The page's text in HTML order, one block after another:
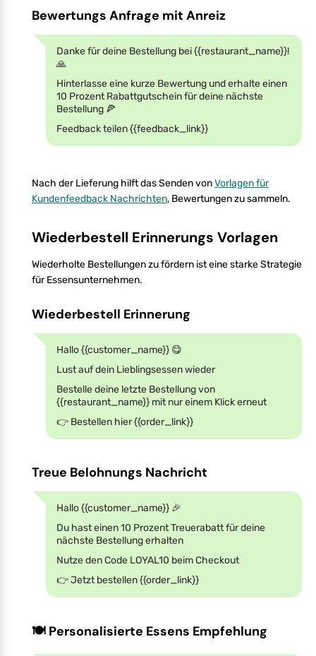
Bewertungs Anfrage mit Anreiz
Danke für deine Bestellung bei {{restaurant_name}}!
🙏
Hinterlasse eine kurze Bewertung und erhalte einen
10 Prozent Rabattgutschein für deine nächste
Bestellung 🍕
Feedback teilen {{feedback_link}}
Nach der Lieferung hilft das Senden vonVorlagen für
Kundenfeedback Nachrichten, Bewertungen zu sammeln.
Wiederbestell Erinnerungs Vorlagen
Wiederholte Bestellungen zu fördern ist eine starke Strategie
für Essensunternehmen.
Wiederbestell Erinnerung
Hallo {{customer_name}} 😋
Lust auf dein Lieblingsessen wieder
Bestelle deine letzte Bestellung von
{{restaurant_name}} mit nur einem Klick erneut
👉 Bestellen hier {{order_link}}
Treue Belohnungs Nachricht
Hallo {{customer_name}} 🎉
Du hast einen 10 Prozent Treuerabatt für deine
nächste Bestellung erhalten
Nutze den Code LOYAL10 beim Checkout
👉 Jetzt bestellen {{order_link}}
🍽️ Personalisierte Essens Empfehlung